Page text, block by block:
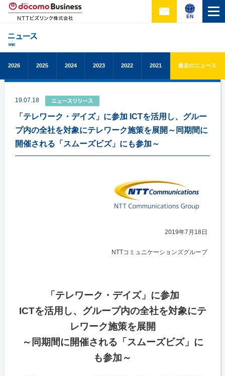
EN
2026 2025 2024 2023 2022 2021 過去のニュース
19.07.18
「テレワーク・デイズ」に参加 ICTを活用し、グルー
プ内の全社を対象にテレワーク施策を展開～同期間に
開催される「スムーズビズ」にも参加～
2019年7月18日
NTTコミュニケーションズグループ
「テレワーク・デイズ」に参加
ICTを活用し、グループ内の全社を対象にテ
レワーク施策を展開
～同期間に開催される「スムーズビズ」に
も参加～